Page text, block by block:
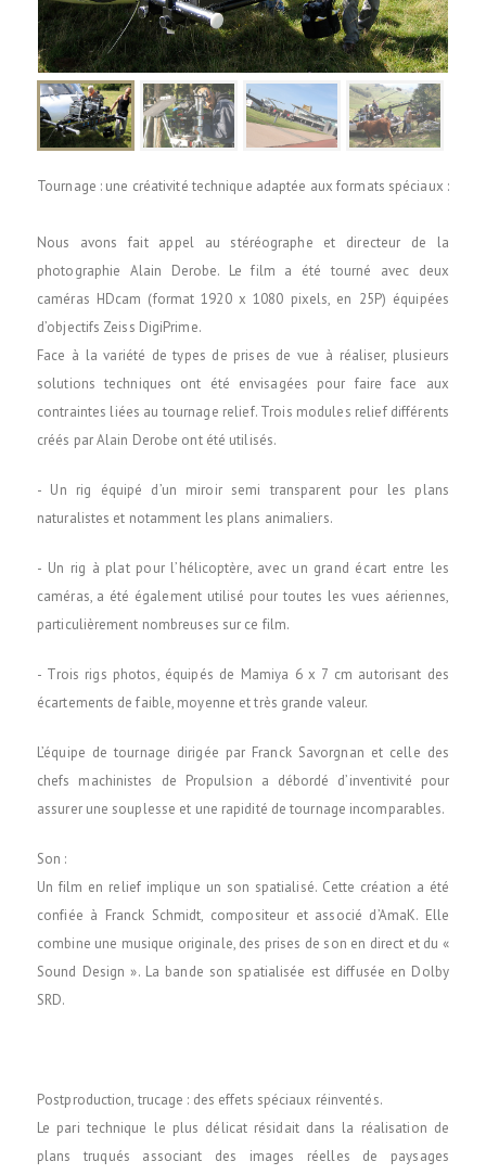
Tournage : une créativité technique adaptée aux formats spéciaux :
Nous avons fait appel au stéréographe et directeur de la
photographie Alain Derobe. Le film a été tourné avec deux
caméras HDcam (format 1920 x 1080 pixels, en 25P) équipées
d’objectifs Zeiss DigiPrime.
Face à la variété de types de prises de vue à réaliser, plusieurs
solutions techniques ont été envisagées pour faire face aux
contraintes liées au tournage relief. Trois modules relief différents
créés par Alain Derobe ont été utilisés.
- Un rig équipé d’un miroir semi transparent pour les plans
naturalistes et notamment les plans animaliers.
- Un rig à plat pour l’hélicoptère, avec un grand écart entre les
caméras, a été également utilisé pour toutes les vues aériennes,
particulièrement nombreuses sur ce film.
- Trois rigs photos, équipés de Mamiya 6 x 7 cm autorisant des
écartements de faible, moyenne et très grande valeur.
L’équipe de tournage dirigée par Franck Savorgnan et celle des
chefs machinistes de Propulsion a débordé d’inventivité pour
assurer une souplesse et une rapidité de tournage incomparables.
Son :
Un film en relief implique un son spatialisé. Cette création a été
confiée à Franck Schmidt, compositeur et associé d’AmaK. Elle
combine une musique originale, des prises de son en direct et du «
Sound Design ». La bande son spatialisée est diffusée en Dolby
SRD.
Postproduction, trucage : des effets spéciaux réinventés.
Le pari technique le plus délicat résidait dans la réalisation de
plans truqués associant des images réelles de paysages